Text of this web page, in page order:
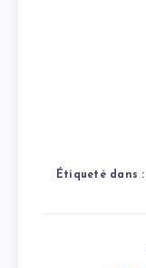
Étiqueté dans :